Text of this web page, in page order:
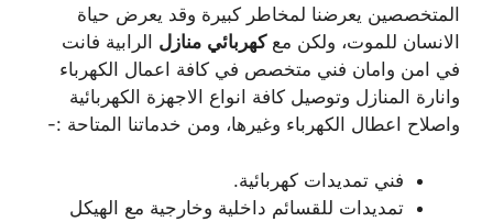
المتخصصين يعرضنا لمخاطر كبيرة وقد يعرض حياة
الانسان للموت، ولكن معكهربائي منازل الرابية فانت
في امن وامان فني متخصص في كافة اعمال الكهرباء
وانارة المنازل وتوصيل كافة انواع الاجهزة الكهربائية
واصلاح اعطال الكهرباء وغيرها، ومن خدماتنا المتاحة :-
فني تمديدات كهربائية.
تمديدات للقسائم داخلية وخارجية مع الهيكل